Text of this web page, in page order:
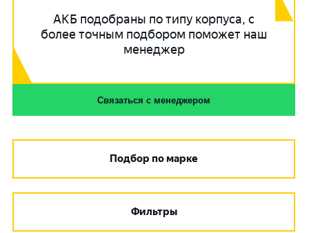
АКБ подобраны по типу корпуса, с
более точным подбором поможет наш
менеджер
Связаться с менеджером
Подбор по марке
Фильтры